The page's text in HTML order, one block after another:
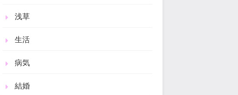
浅草
生活
病気
結婚